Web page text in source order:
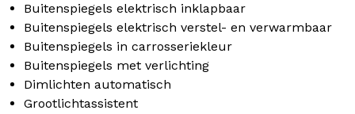
Buitenspiegels elektrisch inklapbaar
Buitenspiegels elektrisch verstel- en verwarmbaar
Buitenspiegels in carrosseriekleur
Buitenspiegels met verlichting
Dimlichten automatisch
Grootlichtassistent